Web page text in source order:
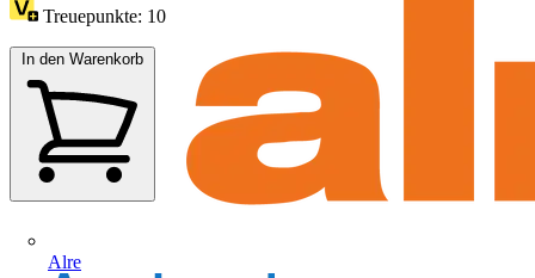
Alre
Treuepunkte: 10
In den Warenkorb